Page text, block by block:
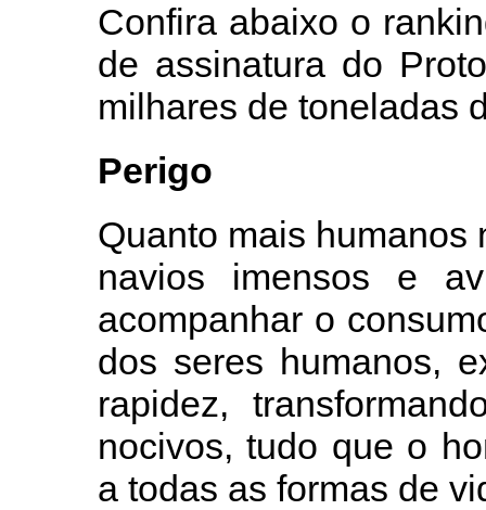
Confira abaixo o
de assinatura do
milhares de toneladas
Perigo
Quanto mais humanos
navios imensos e
acompanhar o
dos seres humanos,
rapidez,
nocivos, tudo que o
a todas as formas de